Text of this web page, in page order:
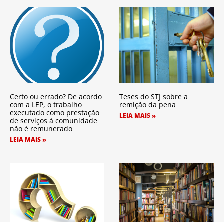
Certo ou errado? De acordo
com a LEP, o trabalho
executado como prestação
de serviços à comunidade
não é remunerado
LEIA MAIS »
Teses do STJ sobre a
remição da pena
LEIA MAIS »